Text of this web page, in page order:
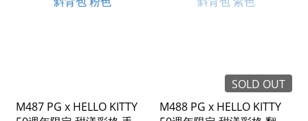
M487 PG x HELLO KITTY
SOLD OUT
M488 PG x HELLO KITTY